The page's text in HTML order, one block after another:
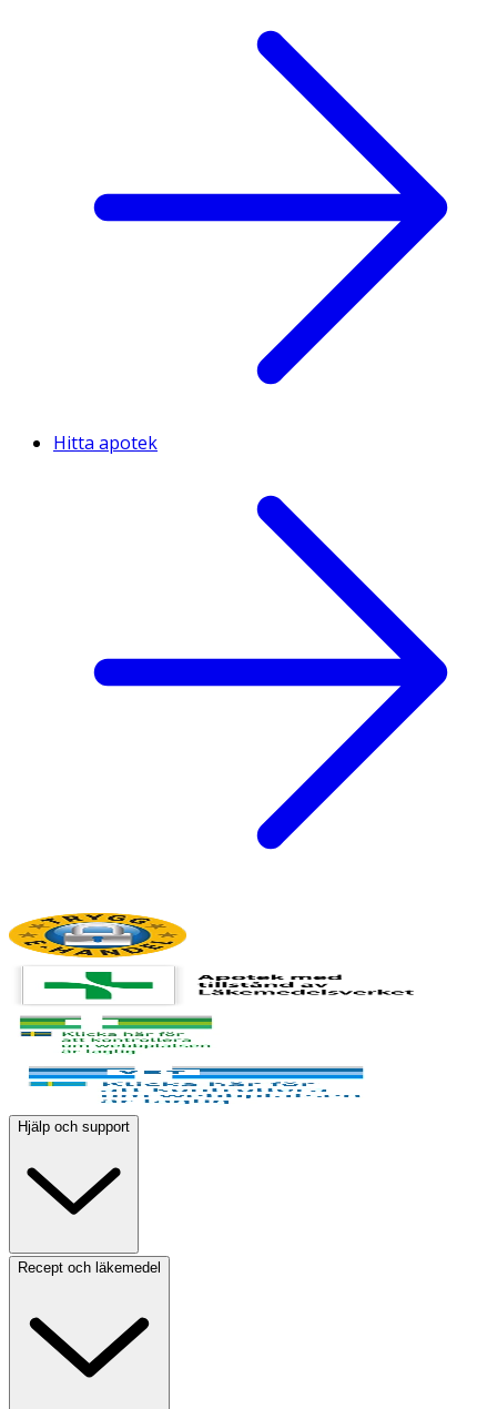
Hitta apotek
Hjälp och support
Recept och läkemedel